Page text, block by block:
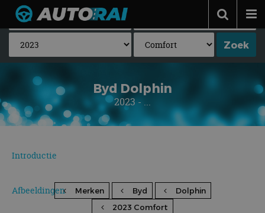
Autonieuws
Podcast
Autotests
Automerken
Adverteren
Contact
Byd Dolphin
2023 - ...
Introductie
Afbeeldingen Merken Byd
Dolphin
2023 Comfort